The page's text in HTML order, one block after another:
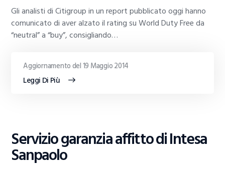
Gli analisti di Citigroup in un report pubblicato oggi hanno
comunicato di aver alzato il rating su World Duty Free da
“neutral” a “buy”, consigliando…
Leggi Di Più
Aggiornamento del 19 Maggio 2014
AL
TRADING
Servizio garanzia affitto di Intesa
Sanpaolo